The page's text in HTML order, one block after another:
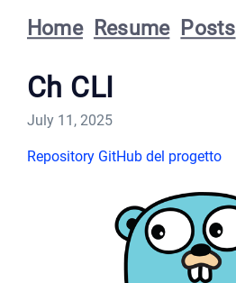
Home Resume Posts
Ch CLI
July 11, 2025
Repository GitHub del progetto